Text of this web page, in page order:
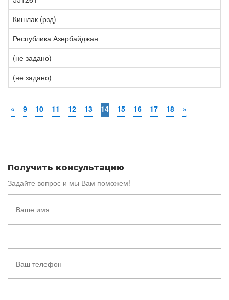
Кишлак (рзд)
Республика Азербайджан
(не задано)
(не задано)
« 9 10 11 12 13 14 15 16 17 18 »
Получить консультацию
Задайте вопрос и мы Вам поможем!